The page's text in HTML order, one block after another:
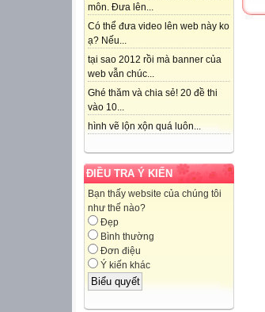
môn. Đưa lên...
Có thể đưa video lên web này ko
ạ? Nếu...
tại sao 2012 rồi mà banner của
web vẫn chúc...
Ghé thăm và chia sẻ! 20 đề thi
vào 10...
hình vẽ lộn xộn quá luôn...
ĐIỀU TRA Ý KIẾN
Bạn thấy website của chúng tôi
như thế nào?
Đẹp
Bình thường
Đơn điệu
Ý kiến khác